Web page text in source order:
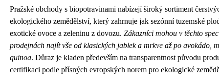
Pražské obchody s biopotravinami nabízejí široký sortiment
ekologického zemědělství, který zahrnuje jak sezónní tuzemské
exotické ovoce a zeleninu z dovozu. Zákazníci mohou v těchto
prodejnách najít vše od klasických jablek a mrkve až po avokádo,
quinoa. Důraz je kladen především na transparentnost původu
certifikaci podle přísných evropských norem pro ekologické